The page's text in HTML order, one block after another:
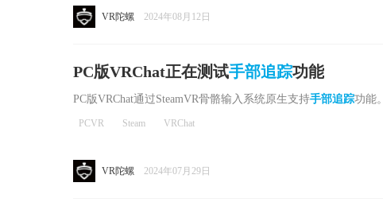
VR陀螺 2024年08月12日
PC版VRChat正在测试手部追踪功能
PC版VRChat通过SteamVR骨骼输入系统原生支持手部追踪功能。
PCVR Steam VRChat
VR陀螺 2024年07月29日